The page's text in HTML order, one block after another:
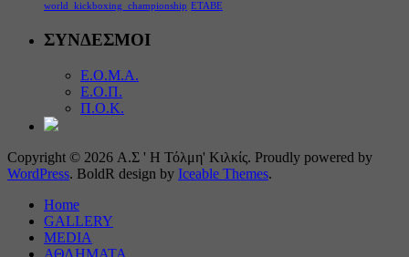
world_kickboxing_championship ΕΤΑΒΕ
ΣΥΝΔΕΣΜΟΙ
Ε.Ο.Μ.Α.
Ε.Ο.Π.
Π.Ο.Κ.
Copyright © 2026 Α.Σ ' Η Τόλμη' Κιλκίς. Proudly powered by
WordPress. BoldR design by Iceable Themes.
Home
GALLERY
MEDIA
ΑΘΛΗΜΑΤΑ